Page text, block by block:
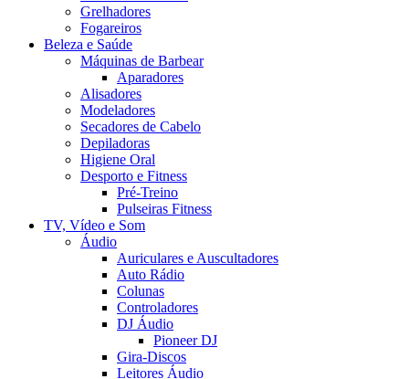
Grelhadores
Fogareiros
Beleza e Saúde
Máquinas de Barbear
Aparadores
Alisadores
Modeladores
Secadores de Cabelo
Depiladoras
Higiene Oral
Desporto e Fitness
Pré-Treino
Pulseiras Fitness
TV, Vídeo e Som
Áudio
Auriculares e Auscultadores
Auto Rádio
Colunas
Controladores
DJ Áudio
Pioneer DJ
Gira-Discos
Leitores Áudio